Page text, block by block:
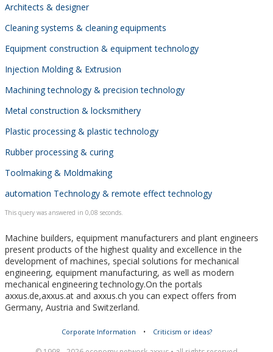
Architects & designer
Cleaning systems & cleaning equipments
Equipment construction & equipment technology
Injection Molding & Extrusion
Machining technology & precision technology
Metal construction & locksmithery
Plastic processing & plastic technology
Rubber processing & curing
Toolmaking & Moldmaking
automation Technology & remote effect technology
This query was answered in 0,08 seconds.
Machine builders, equipment manufacturers and plant engineers
present products of the highest quality and excellence in the
development of machines, special solutions for mechanical
engineering, equipment manufacturing, as well as modern
mechanical engineering technology.On the portals
axxus.de,axxus.at and axxus.ch you can expect offers from
Germany, Austria and Switzerland.
Corporate Information • Criticism or ideas?